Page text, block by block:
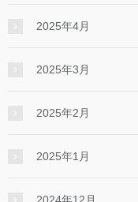
2025年4月
2025年3月
2025年2月
2025年1月
2024年12月